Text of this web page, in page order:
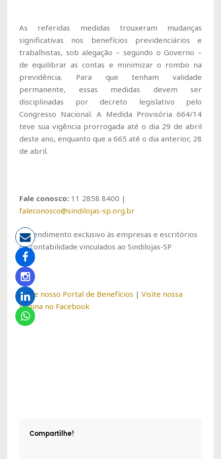
As referidas medidas trouxeram mudanças
significativas nos benefícios previdenciários e
trabalhistas, sob alegação – segundo o Governo –
de equilibrar as contas e minimizar o rombo na
previdência. Para que tenham validade
permanente, essas medidas devem ser
disciplinadas por decreto legislativo pelo
Congresso Nacional. A Medida Provisória 664/14
teve sua vigência prorrogada até o dia 29 de abril
deste ano, enquanto que a 665 até o dia anterior, 28
de abril.
Fale conosco: 11 2858 8400 |
faleconosco@sindilojas-sp.org.br
* Atendimento exclusivo às empresas e escritórios
de contabilidade vinculados ao Sindilojas-SP
Visite nosso Portal de Benefícios | Visite nossa
página no Facebook
Compartilhe!